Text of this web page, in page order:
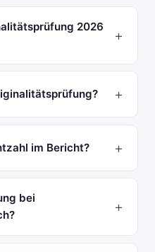
2026
im Bericht?
bei